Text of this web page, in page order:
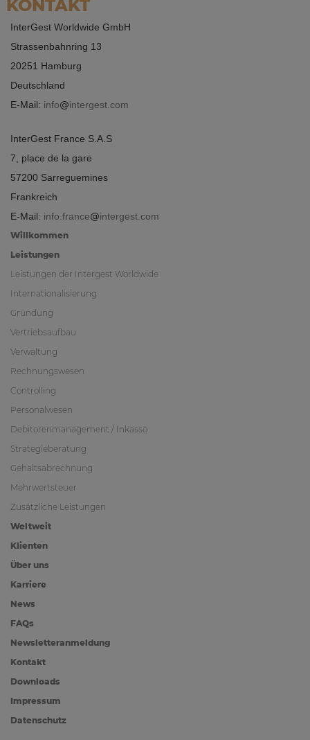
KONTAKT
InterGest Worldwide GmbH
Strassenbahnring 13
20251 Hamburg
Deutschland
E-Mail: info intergest.com
InterGest France S.A.S
7, place de la gare
57200 Sarreguemines
Frankreich
E-Mail: info.france intergest.com
Willkommen
Leistungen
Leistungen der Intergest Worldwide
Internationalisierung
Gründung
Vertriebsaufbau
Verwaltung
Rechnungswesen
Controlling
Personalwesen
Debitorenmanagement / Inkasso
Strategieberatung
Gehaltsabrechnung
Mehrwertsteuer
Zusätzliche Leistungen
Weltweit
Klienten
Über uns
Karriere
News
FAQs
Newsletteranmeldung
Kontakt
Downloads
Impressum
Datenschutz